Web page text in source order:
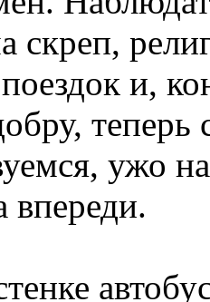
скреп,
и,
ужо
впереди.